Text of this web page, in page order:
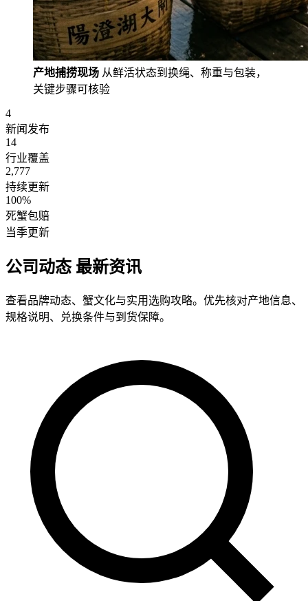
产地捕捞现场 从鲜活状态到换绳、称重与包装，
关键步骤可核验
4
新闻发布
14
行业覆盖
2,777
持续更新
100%
死蟹包赔
当季更新
公司动态 最新资讯
查看品牌动态、蟹文化与实用选购攻略。优先核对产地信息、
规格说明、兑换条件与到货保障。